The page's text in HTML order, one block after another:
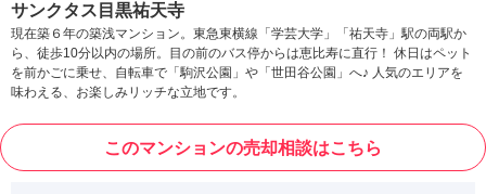
サンクタス目黒祐天寺
現在築６年の築浅マンション。東急東横線「学芸大学」「祐天寺」駅の両駅か
ら、徒歩10分以内の場所。目の前のバス停からは恵比寿に直行！ 休日はペット
を前かごに乗せ、自転車で「駒沢公園」や「世田谷公園」へ♪ 人気のエリアを
味わえる、お楽しみリッチな立地です。
このマンションの売却相談はこちら